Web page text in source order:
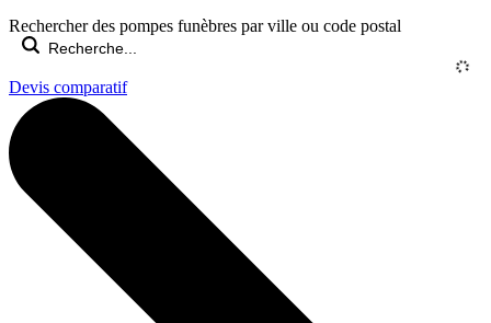
Rechercher des pompes funèbres par ville ou code postal
Devis comparatif